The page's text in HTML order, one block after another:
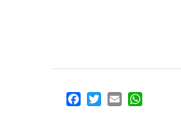
Facebook
Twitter
Email